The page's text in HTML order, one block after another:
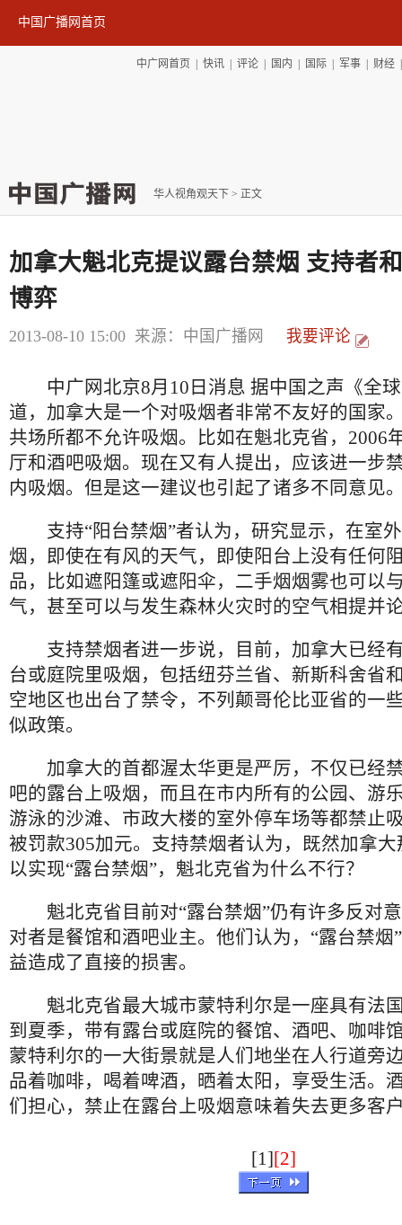
中国广播网首页
中广网首页 快讯| 评论| 国内 国际| 军事| 财经
华人视角观天下 > 正文
加拿大魁北克提议露台禁烟 支持者
博弈
2013-08-10 15:00 来源：中国广播网 我要评论
中广网北京8月10日消息 据中国之声《全球
道，加拿大是一个对吸烟者非常不友好的国家
共场所都不允许吸烟。比如在魁北克省，2006
厅和酒吧吸烟。现在又有人提出，应该进一步
内吸烟。但是这一建议也引起了诸多不同意见
支持“阳台禁烟”者认为，研究显示，在室
烟，即使在有风的天气，即使阳台上没有任何
品，比如遮阳篷或遮阳伞，二手烟烟雾也可以
气，甚至可以与发生森林火灾时的空气相提并
支持禁烟者进一步说，目前，加拿大已经
台或庭院里吸烟，包括纽芬兰省、新斯科舍省
空地区也出台了禁令，不列颠哥伦比亚省的一
似政策。
加拿大的首都渥太华更是严厉，不仅已经
吧的露台上吸烟，而且在市内所有的公园、游
游泳的沙滩、市政大楼的室外停车场等都禁止
被罚款305加元。支持禁烟者认为，既然加拿
以实现“露台禁烟”，魁北克省为什么不行？
魁北克省目前对“露台禁烟”仍有许多反对
对者是餐馆和酒吧业主。他们认为，“露台禁烟
益造成了直接的损害。
魁北克省最大城市蒙特利尔是一座具有法
到夏季，带有露台或庭院的餐馆、酒吧、咖啡
蒙特利尔的一大街景就是人们地坐在人行道旁
品着咖啡，喝着啤酒，晒着太阳，享受生活。
们担心，禁止在露台上吸烟意味着失去更多客
[1] [2]